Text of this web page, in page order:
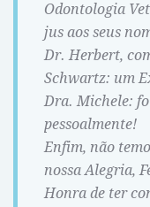
Odontologia
jus aos seus
Dr. Herbert,
Schwartz: um
Dra. Michele:
pessoalmente!
Enfim, não
nossa Alegria,
Honra de ter